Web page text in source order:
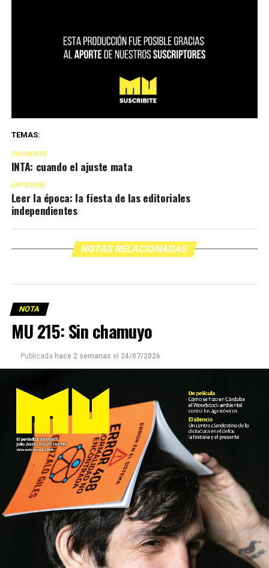
TEMAS:
SIGUIENTE
INTA: cuando el ajuste mata
ANTERIOR
Leer la época: la fiesta de las editoriales
independientes
NOTAS RELACIONADAS
NOTA
MU 215: Sin chamuyo
Publicada hace 2 semanas el 24/07/2026